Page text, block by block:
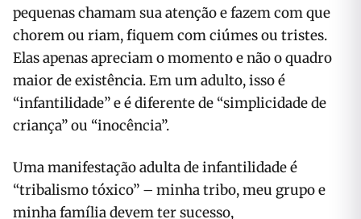
pequenas chamam sua atenção e fazem com que
chorem ou riam, fiquem com ciúmes ou tristes.
Elas apenas apreciam o momento e não o quadro
maior de existência. Em um adulto, isso é
“infantilidade” e é diferente de “simplicidade de
criança” ou “inocência”.
Uma manifestação adulta de infantilidade é
“tribalismo tóxico” – minha tribo, meu grupo e
minha família devem ter sucesso,